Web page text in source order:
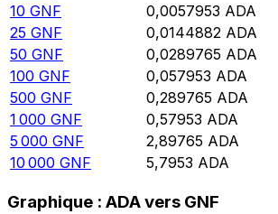
10 GNF 0,0057953 ADA
25 GNF 0,0144882 ADA
50 GNF 0,0289765 ADA
100 GNF 0,057953 ADA
500 GNF 0,289765 ADA
1 000 GNF 0,57953 ADA
5 000 GNF 2,89765 ADA
10 000 GNF 5,7953 ADA
Graphique : ADA vers GNF